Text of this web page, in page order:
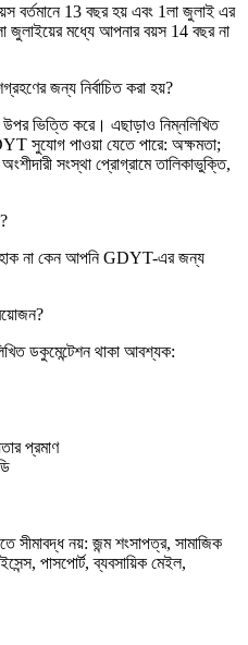
বর্তমানে 13 বছর হয় এবং 1লা জুলাই এর
জুলাইয়ের মধ্যে আপনার বয়স 14 বছর না
জন্য নির্বাচিত করা হয়?
উপর ভিত্তি করে। এছাড়াও নিম্নলিখিত
সুযোগ পাওয়া যেতে পারে: অক্ষমতা;
সংস্থা প্রোগ্রামে তালিকাভুক্তি,
না কেন আপনি GDYT-এর জন্য
ডকুমেন্টেশন থাকা আবশ্যক:
প্রমাণ
সীমাবদ্ধ নয়: জন্ম শংসাপত্র, সামাজিক
পাসপোর্ট, ব্যবসায়িক মেইল,